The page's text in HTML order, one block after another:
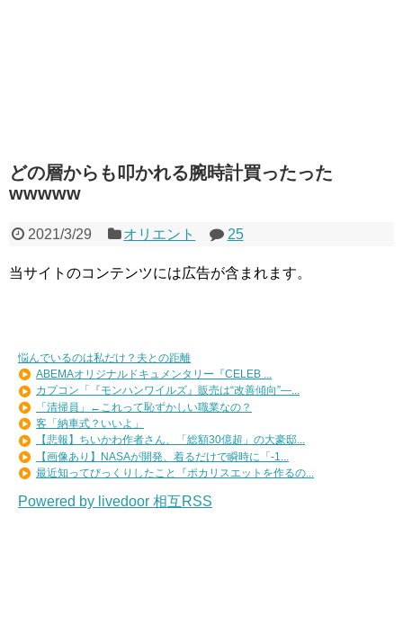
どの層からも叩かれる腕時計買ったった
wwwww
2021/3/29 オリエント 25
当サイトのコンテンツには広告が含まれます。
悩んでいるのは私だけ？夫との距離
ABEMAオリジナルドキュメンタリー『CELEB ...
カプコン「『モンハンワイルズ』販売は“改善傾向”―...
「清掃員」←これって恥ずかしい職業なの？
客「納車式？いいよ」
【悲報】ちいかわ作者さん、「総額30億超」の大豪邸...
【画像あり】NASAが開発、着るだけで瞬時に「-1...
最近知ってびっくりしたこと『ポカリスエットを作るの...
Powered by livedoor 相互RSS